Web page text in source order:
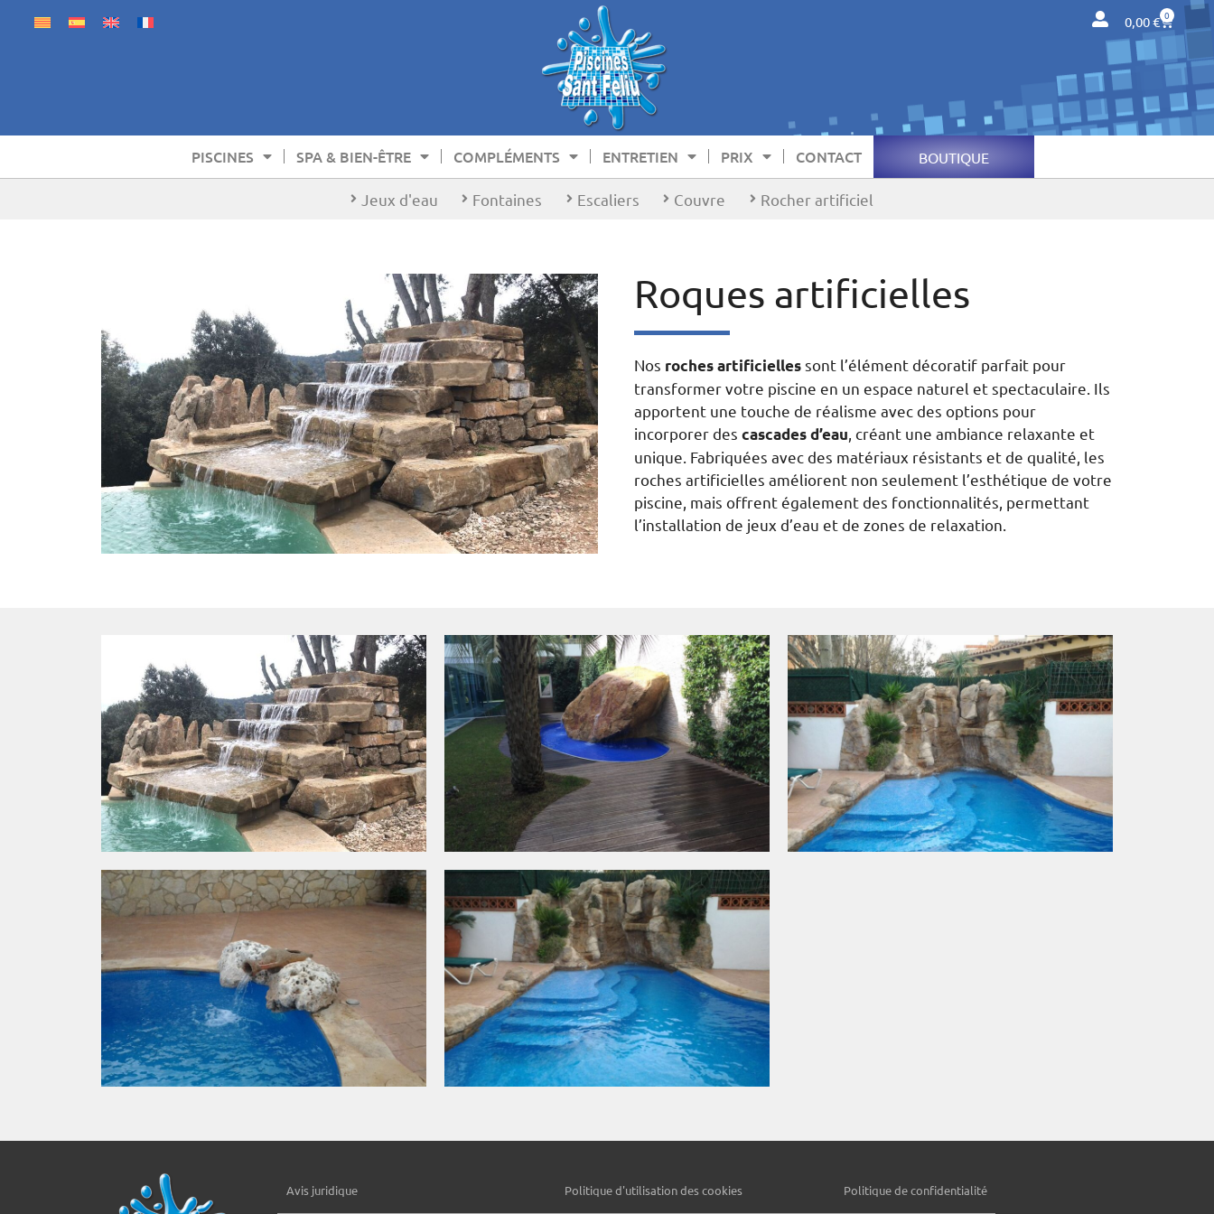
0,00€ 0
PISCINES SPA & BIEN-ÊTRE COMPLÉMENTS ENTRETIEN PRIX CONTACT BOUTIQUE
Jeux d'eau Fontaines Escaliers Couvre Rocher artificiel
Roques artificielles
Nos roches artificiellessont l’élément décoratif parfait pour
transformer votre piscine en un espace naturel et spectaculaire. Ils
apportent une touche de réalisme avec des options pour
incorporer des cascades d’eau , créant une ambiance relaxante et
unique. Fabriquées avec des matériaux résistants et de qualité, les
roches artificielles améliorent non seulement l’esthétique de votre
piscine, mais offrent également des fonctionnalités, permettant
l’installation de jeux d’eau et de zones de relaxation.
Avis juridique Politique d'utilisation des cookies Politique de confidentialité